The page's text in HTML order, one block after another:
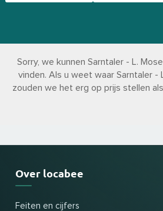
Sorry, we kunnen Sarntaler - L.
vinden. Als u weet waar Sarntaler -
zouden we het erg op prijs stellen
Over locabee
Feiten en cijfers